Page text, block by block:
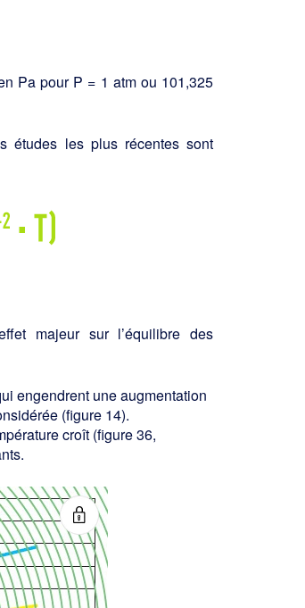
Pa pour P = 1 atm ou 101,325
études les plus récentes sont
majeur sur l’équilibre des
engendrent une aug­mentation
(figure 14).
croît (figure 36,